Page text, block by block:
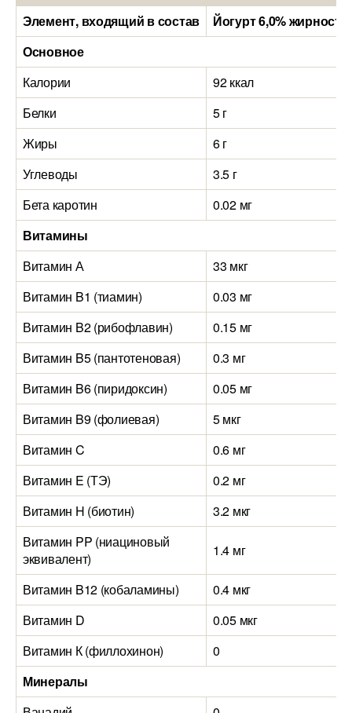
Элемент, входящий в состав
Йогурт 6,0%
Основное
Калории
92 ккал
Белки
5 г
Жиры
6 г
Углеводы
3.5 г
Бета каротин
0.02 мг
Витамины
Витамин А
33 мкг
Витамин B1 (тиамин)
0.03 мг
Витамин B2 (рибофлавин)
0.15 мг
Витамин B5 (пантотеновая)
0.3 мг
Витамин B6 (пиридоксин)
0.05 мг
Витамин B9 (фолиевая)
5 мкг
Витамин C
0.6 мг
Витамин E (ТЭ)
0.2 мг
Витамин H (биотин)
3.2 мкг
Витамин PP (ниациновый
эквивалент)
1.4 мг
Витамин B12 (кобаламины)
0.4 мкг
Витамин D
0.05 мкг
Витамин К (филлохинон)
0
Минералы